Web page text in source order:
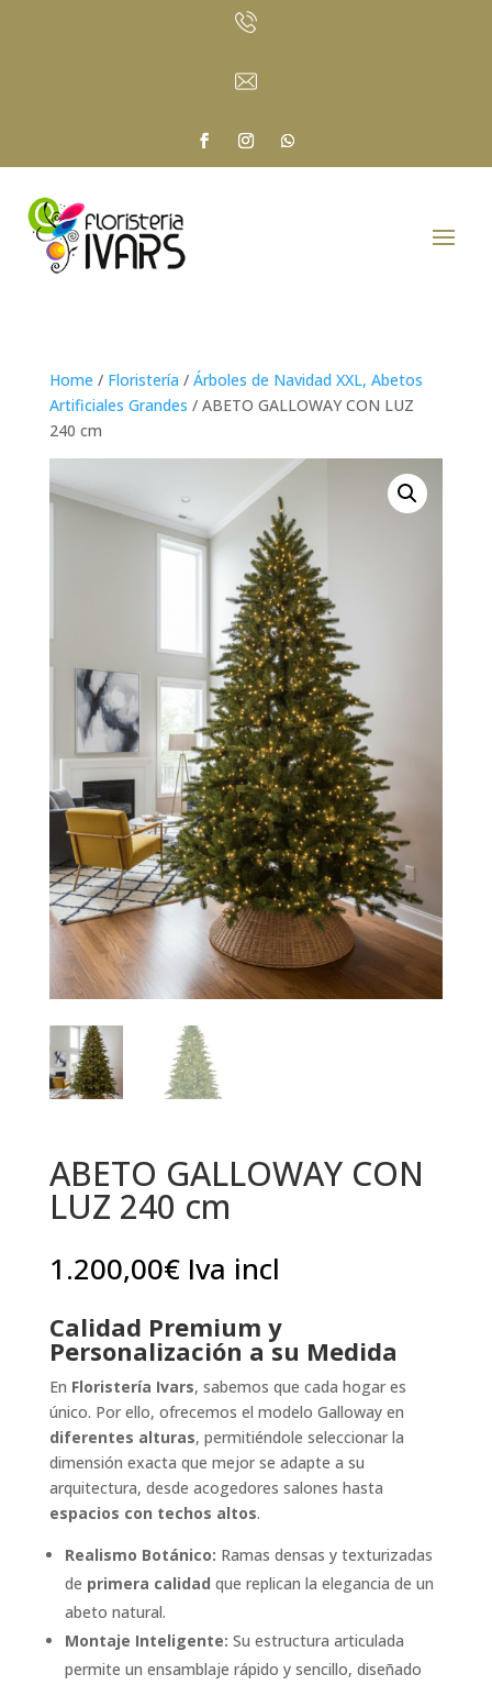
Home / Floristería / Árboles de Navidad XXL, Abetos
Artificiales Grandes / ABETO GALLOWAY CON LUZ
240 cm
ABETO GALLOWAY CON
LUZ 240 cm
1.200,00€ Iva incl
Calidad Premium y
Personalización a su Medida
En Floristería Ivars, sabemos que cada hogar es
único. Por ello, ofrecemos el modelo Galloway en
diferentes alturas, permitiéndole seleccionar la
dimensión exacta que mejor se adapte a su
arquitectura, desde acogedores salones hasta
espacios con techos altos.
Realismo Botánico: Ramas densas y texturizadas
de primera calidad que replican la elegancia de un
abeto natural.
Montaje Inteligente: Su estructura articulada
permite un ensamblaje rápido y sencillo, diseñado